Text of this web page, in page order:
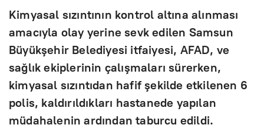
Kimyasal sızıntının kontrol altına alınması
amacıyla olay yerine sevk edilen Samsun
Büyükşehir Belediyesi itfaiyesi, AFAD, ve
sağlık ekiplerinin çalışmaları sürerken,
kimyasal sızıntıdan hafif şekilde etkilenen 6
polis, kaldırıldıkları hastanede yapılan
müdahalenin ardından taburcu edildi.